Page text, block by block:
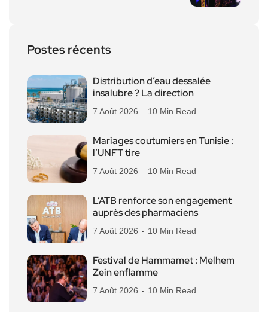
Postes récents
Distribution d’eau dessalée
insalubre ? La direction
7 Août 2026 10 Min Read
Mariages coutumiers en Tunisie :
l’UNFT tire
7 Août 2026 10 Min Read
L’ATB renforce son engagement
auprès des pharmaciens
7 Août 2026 10 Min Read
Festival de Hammamet : Melhem
Zein enflamme
7 Août 2026 10 Min Read